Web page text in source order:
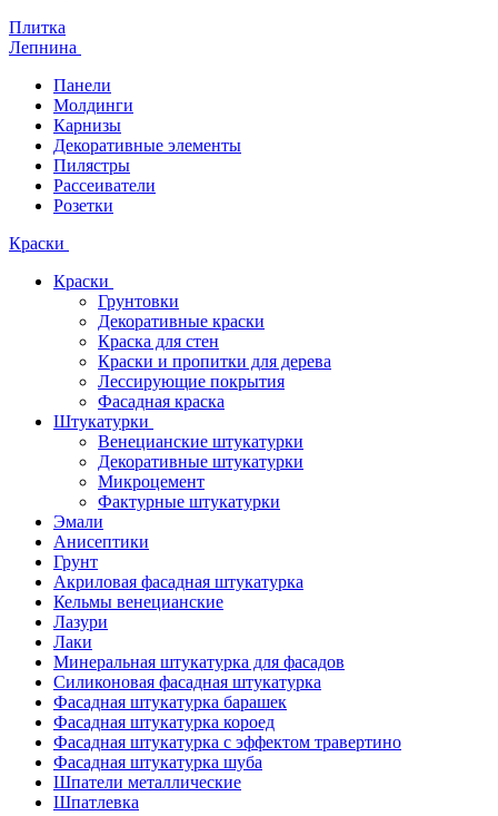
Плитка
Лепнина
Панели
Молдинги
Карнизы
Декоративные элементы
Пилястры
Рассеиватели
Розетки
Краски
Краски
Грунтовки
Декоративные краски
Краска для стен
Краски и пропитки для дерева
Лессирующие покрытия
Фасадная краска
Штукатурки
Венецианские штукатурки
Декоративные штукатурки
Микроцемент
Фактурные штукатурки
Эмали
Анисептики
Грунт
Акриловая фасадная штукатурка
Кельмы венецианские
Лазури
Лаки
Минеральная штукатурка для фасадов
Силиконовая фасадная штукатурка
Фасадная штукатурка барашек
Фасадная штукатурка короед
Фасадная штукатурка с эффектом травертино
Фасадная штукатурка шуба
Шпатели металлические
Шпатлевка